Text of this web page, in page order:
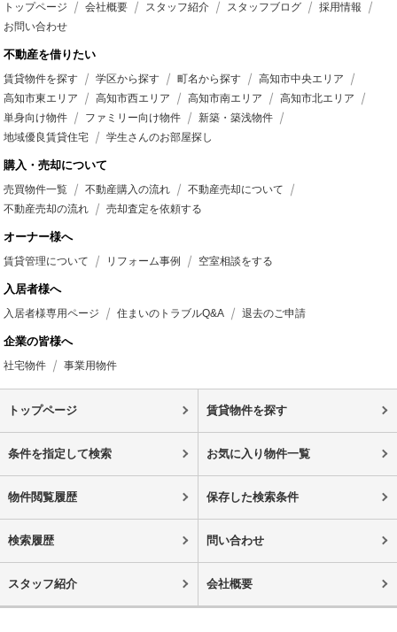
トップページ 会社概要 スタッフ紹介 スタッフブログ
採用情報
お問い合わせ
不動産を借りたい
賃貸物件を探す 学区から探す 町名から探す
高知市中央エリア
高知市東エリア
高知市西エリア 高知市南エリア
高知市北エリア
単身向け物件
ファミリー向け物件
新築・築浅物件
地域優良賃貸住宅
学生さんのお部屋探し
購入・売却について
売買物件一覧 不動産購入の流れ
不動産売却について
不動産売却の流れ
売却査定を依頼する
オーナー様へ
賃貸管理について リフォーム事例 空室相談をする
入居者様へ
入居者様専用ページ 住まいのトラブルQ&A 退去のご申請
企業の皆様へ
社宅物件 事業用物件
トップページ 賃貸物件を探す
条件を指定して検索 お気に入り物件一覧
物件閲覧履歴 保存した検索条件
検索履歴 問い合わせ
スタッフ紹介 会社概要